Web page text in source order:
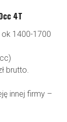
4T
ok 1400-1700
brutto.
innej firmy –